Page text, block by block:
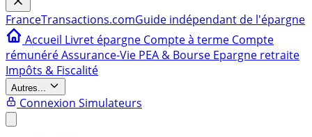
FranceTransactions.comGuide indépendant de l'épargne
Accueil Livret épargne Compte à terme Compte
rémunéréAssurance-Vie PEA & Bourse Epargne retraite
Impôts & Fiscalité
Autres...
Connexion Simulateurs